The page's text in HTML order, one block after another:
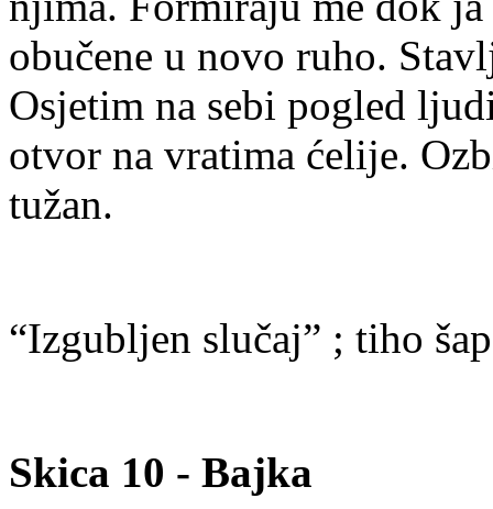
obučene u novo ruho.
Osjetim na sebi pogled
otvor na vratima ćelije.
tužan.
“Izgubljen slučaj” ; tiho
Skica 10 - Bajka